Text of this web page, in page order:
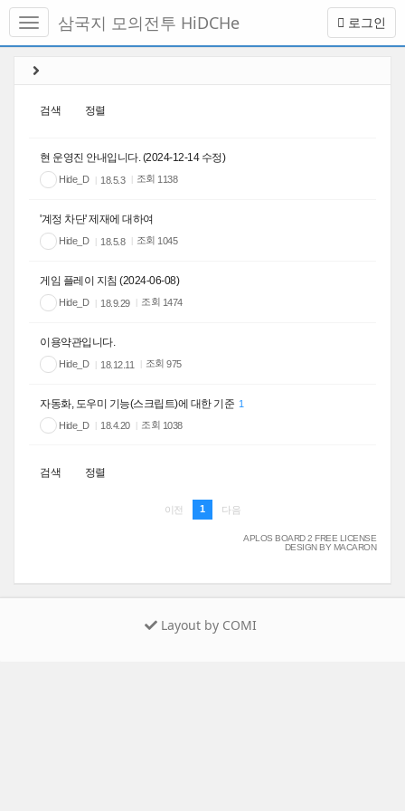
메
토
로그인
삼국지 모의전투 HiDCHe
검색 정렬
현 운영진 안내입니다. (2024-12-14 수정)
Hide_D 18.5.3 조회 1138
'계정 차단' 제재에 대하여
Hide_D 18.5.8 조회 1045
게임 플레이 지침 (2024-06-08)
Hide_D 18.9.29 조회 1474
이용약관입니다.
Hide_D 18.12.11 조회975
자동화, 도우미 기능(스크립트)에 대한 기준 1
Hide_D 18.4.20 조회 1038
검색 정렬
이전 1 다음
APLOS BOARD 2 FREE LICENSE
DESIGN BY MACARON
Layout by COMI